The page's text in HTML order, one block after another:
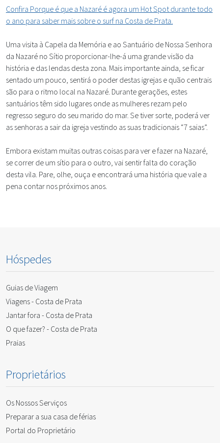
Confira Porque é que a Nazaré é agora um Hot Spot durante todo
o ano para saber mais sobre o surf na Costa de Prata.
Uma visita à Capela da Memória e ao Santuário de Nossa Senhora
da Nazaré no Sítio proporcionar-lhe-á uma grande visão da
história e das lendas desta zona. Mais importante ainda, se ficar
sentado um pouco, sentirá o poder destas igrejas e quão centrais
são para o ritmo local na Nazaré. Durante gerações, estes
santuários têm sido lugares onde as mulheres rezam pelo
regresso seguro do seu marido do mar. Se tiver sorte, poderá ver
as senhoras a sair da igreja vestindo as suas tradicionais “7 saias”.
Embora existam muitas outras coisas para ver e fazer na Nazaré,
se correr de um sítio para o outro, vai sentir falta do coração
desta vila. Pare, olhe, ouça e encontrará uma história que vale a
pena contar nos próximos anos.
Hóspedes
Guias de Viagem
Viagens - Costa de Prata
Jantar fora - Costa de Prata
O que fazer? - Costa de Prata
Praias
Proprietários
Os Nossos Serviços
Preparar a sua casa de férias
Portal do Proprietário